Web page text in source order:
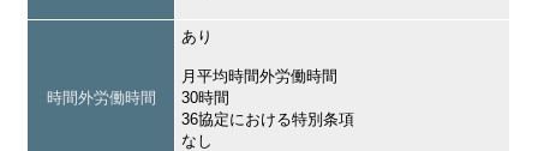
時間外労働時間
あり
月平均時間外労働時間
30時間
36協定における特別条項
なし